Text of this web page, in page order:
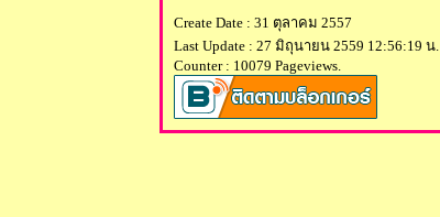
Create Date : 31 ตุลาคม 2557
Last Update : 27 มิถุนายน 2559 12:56:19 น.
Counter : 10079 Pageviews.